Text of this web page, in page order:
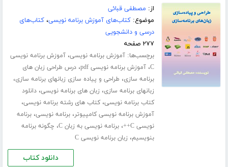
از: مصطفی قبائی
موضوع:کتاب‌های آموزش برنامه نویسی،کتاب‌های
درسی و دانشجویی
۲۷۷ صفحه
برچسب‌ها:آموزش برنامه نویسی،آموزش برنامه نویسی
C،آموزش برنامه نویسی pdf ،درس طراحی زبان های
برنامه سازی، طراحی و پیاده سازی زبانهای برنامه سازی،
زبانهای برنامه سازی، زبان های برنامه نویسی،دانلود
کتاب برنامه نویسی،کتاب های رشته برنامه نویسی،
آموزش برنامه نویسی کامپیوتر،برنامه نویسی،برنامه
نویسی C++
،برنامه نویسی به زبان C ، چگونه برنامه
بنویسیم، زبان برنامه نویسی C
دانلود کتاب